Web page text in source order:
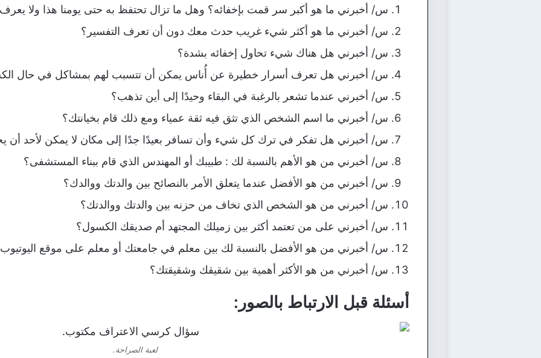
س/ أخبرني ما هو أكبر سر قمت بإخفائه؟ وهل ما تزال تحتفظ به حتى يومنا هذا ولا
س/ أخبرني ما هو أكثر شيء غريب حدث معك دون أن تعرف التفسير؟
س/ أخبرني هل هناك شيء تحاول إخفائه بشدة؟
س/ أخبرني هل تعرف أسرار خطيرة عن أُناس يمكن أن تتسبب لهم بمشاكل في حال
س/ أخبرني عندما تشعر بالرغبة في البقاء وحيدًا إلى أين تذهب؟
س/ أخبرني ما اسم الشخص الذي تثق فيه ثقة عمياء ومع ذلك قام بخيانتك؟
س/ أخبرني هل تفكر في ترك كل شيء وأن تسافر بعيدًا جدًا إلى مكان لا يمكن لأحد أن
س/ أخبرني من هو الأهم بالنسبة لك : طبيبك أو المهندس الذي قام ببناء المستشفى؟
س/ أخبرني من هو الأفضل عندما يتعلق الأمر بالنصائح بين والدتك ووالدك؟
س/ أخبرني من هو الشخص الذي تخاف من حزنه بين والدتك ووالدتك؟
س/ أخبرني على من تعتمد أكثر بين زميلك المجتهد أم صديقك الكسول؟
س/ أخبرني من هو الأفضل بالنسبة لك بين معلم في جامعتك أو معلم على موقع
س/ أخبرني من هو الأكثر أهمية بين شقيقك وشقيقتك؟
أسئلة قبل الارتباط بالصور:
لعبة الصراحة.